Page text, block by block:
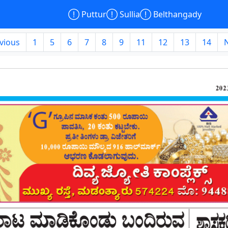
 PutturSullia Belthangady
1 5 6 7 8 9 11 12 13 14